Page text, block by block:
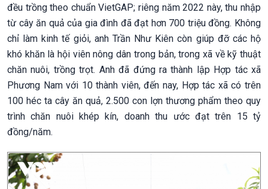
đều trồng theo chuẩn VietGAP; riêng năm 2022 này, thu nhập
từ cây ăn quả của gia đình đã đạt hơn 700 triệu đồng. Không
chỉ làm kinh tế giỏi, anh Trần Như Kiên còn giúp đỡ các hộ
khó khăn là hội viên nông dân trong bản, trong xã về kỹ thuật
chăn nuôi, trồng trọt. Anh đã đứng ra thành lập Hợp tác xã
Phương Nam với 10 thành viên, đến nay, Hợp tác xã có trên
100 héc ta cây ăn quả, 2.500 con lợn thương phẩm theo quy
trình chăn nuôi khép kín, doanh thu ước đạt trên 15 tỷ
đồng/năm.